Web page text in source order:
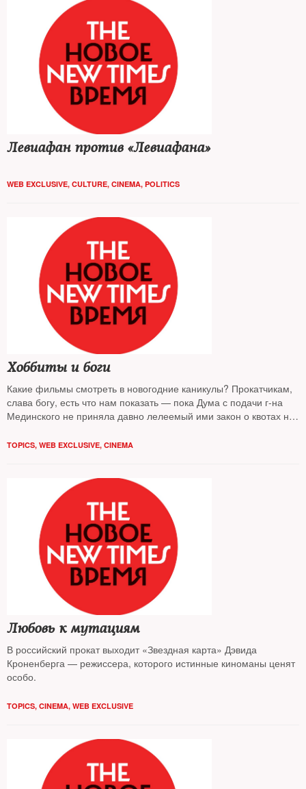
Левиафан против «Левиафана»
WEB EXCLUSIVE, CULTURE, CINEMA, POLITICS
Хоббиты и боги
Какие фильмы смотреть в новогодние каникулы? Прокатчикам,
слава богу, есть что нам показать — пока Дума с подачи г-на
Мединского не приняла давно лелеемый ими закон о квотах на
понятие растяжимое, представим лучшие, на наш взгляд,
TOPICS, WEB EXCLUSIVE, CINEMA
Любовь к мутациям
В российский прокат выходит «Звездная карта» Дэвида
Кроненберга — режиссера, которого истинные киноманы ценят
особо.
TOPICS, CINEMA, WEB EXCLUSIVE